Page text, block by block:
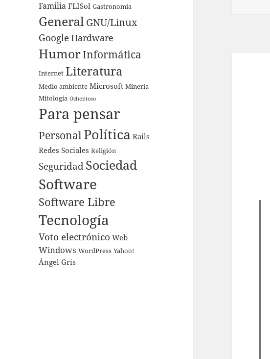
Familia FLISol Gastronomía
GeneralGNU/Linux
GoogleHardware
HumorInformática
Internet Literatura
Medio ambiente Microsoft Minería
Mitología Ochentoso
Para pensar
PersonalPolítica Rails
Redes Sociales Religión
SeguridadSociedad
Software
Software Libre
Tecnología
Voto electrónico Web
Windows WordPress Yahoo!
Ángel Gris